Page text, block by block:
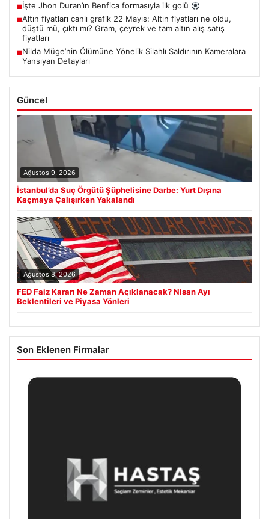
■İşte Jhon Duran’ın Benfica formasıyla ilk golü
■Altın fiyatları canlı grafik 22 Mayıs: Altın fiyatları ne oldu,
düştü mü, çıktı mı? Gram, çeyrek ve tam altın alış satış
fiyatları
■Nilda Müge’nin Ölümüne Yönelik Silahlı Saldırının Kameralara
Yansıyan Detayları
Güncel
Ağustos 9, 2026
İstanbul’da Suç Örgütü Şüphelisine Darbe: Yurt Dışına
Kaçmaya Çalışırken Yakalandı
Ağustos 8, 2026
FED Faiz Kararı Ne Zaman Açıklanacak? Nisan Ayı
Beklentileri ve Piyasa Yönleri
Son Eklenen Firmalar